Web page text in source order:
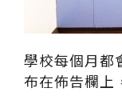
學校每個月都
布在佈告欄上